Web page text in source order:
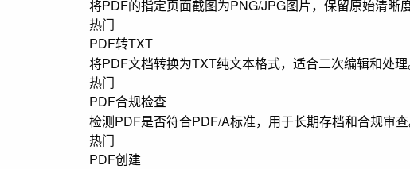
将PDF的指定页面截图为PNG/JPG图片，保留原始清晰度
热门
PDF转TXT
将PDF文档转换为TXT纯文本格式，适合二次编辑和处理
热门
PDF合规检查
检测PDF是否符合PDF/A标准，用于长期存档和合规审查
热门
PDF创建